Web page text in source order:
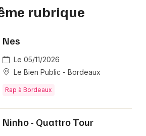
rubrique
Nes
Le 05/11/2026
Le Bien Public - Bordeaux
Rap à Bordeaux
Ninho - Quattro Tour